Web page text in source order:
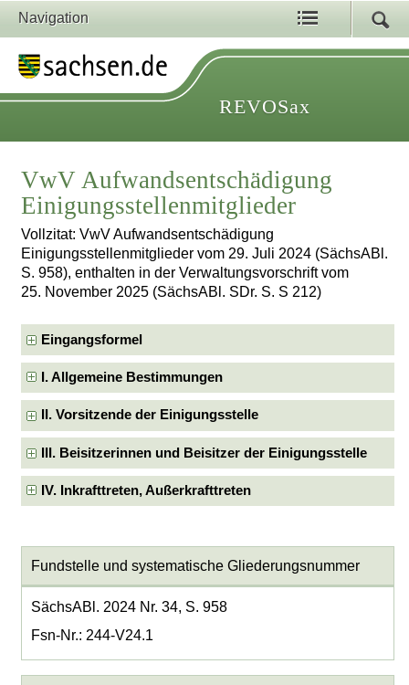
Navigation
REVOSax
VwV Aufwandsentschädigung
Einigungsstellenmitglieder
Vollzitat: VwV Aufwandsentschädigung
Einigungsstellenmitglieder vom 29. Juli 2024 (SächsABl.
S. 958), enthalten in der Verwaltungsvorschrift vom
25. November 2025 (SächsABl. SDr. S. S 212)
Eingangsformel
I. Allgemeine Bestimmungen
II. Vorsitzende der Einigungsstelle
III. Beisitzerinnen und Beisitzer der Einigungsstelle
IV. Inkrafttreten, Außerkrafttreten
Fundstelle und systematische Gliederungsnummer
SächsABl. 2024 Nr. 34, S. 958
Fsn-Nr.: 244-V24.1